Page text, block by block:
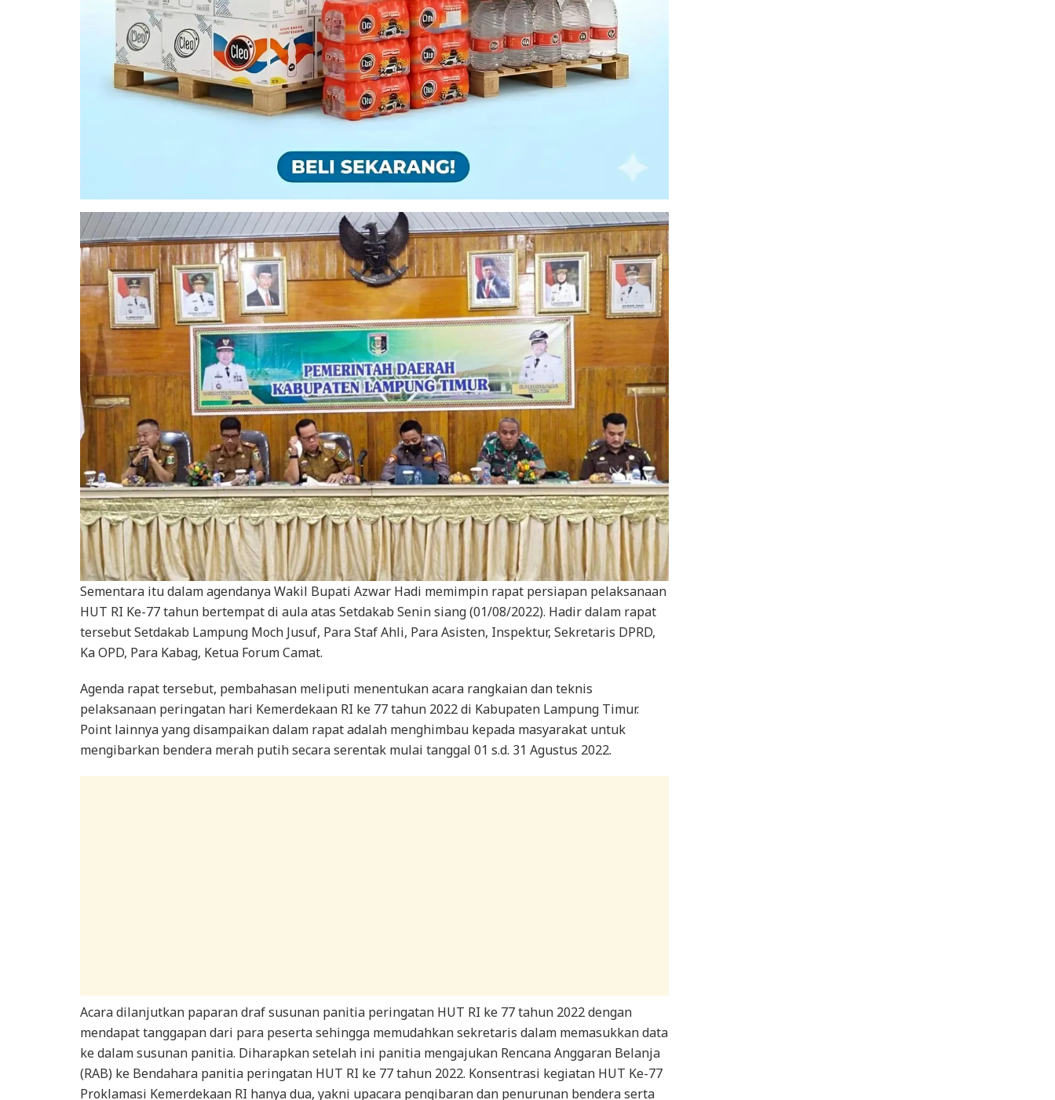
Sementara itu dalam agendanya Wakil Bupati Azwar Hadi memimpin rapat persiapan pelaksanaan
HUT RI Ke-77 tahun bertempat di aula atas Setdakab Senin siang (01/08/2022). Hadir dalam rapat
tersebut Setdakab Lampung Moch Jusuf, Para Staf Ahli, Para Asisten, Inspektur, Sekretaris DPRD,
Ka OPD, Para Kabag, Ketua Forum Camat.
Agenda rapat tersebut, pembahasan meliputi menentukan acara rangkaian dan teknis
pelaksanaan peringatan hari Kemerdekaan RI ke 77 tahun 2022 di Kabupaten Lampung Timur.
Point lainnya yang disampaikan dalam rapat adalah menghimbau kepada masyarakat untuk
mengibarkan bendera merah putih secara serentak mulai tanggal 01 s.d. 31 Agustus 2022.
Acara dilanjutkan paparan draf susunan panitia peringatan HUT RI ke 77 tahun 2022 dengan
mendapat tanggapan dari para peserta sehingga memudahkan sekretaris dalam memasukkan data
ke dalam susunan panitia. Diharapkan setelah ini panitia mengajukan Rencana Anggaran Belanja
(RAB) ke Bendahara panitia peringatan HUT RI ke 77 tahun 2022. Konsentrasi kegiatan HUT Ke-77
Proklamasi Kemerdekaan RI hanya dua, yakni upacara pengibaran dan penurunan bendera serta